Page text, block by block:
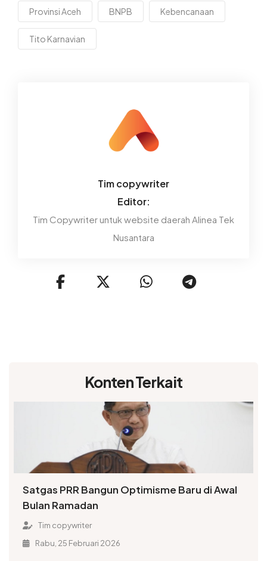
Provinsi Aceh BNPB Kebencanaan
Tito Karnavian
Tim copywriter
Editor:
Tim Copywriter untuk website daerah Alinea Tek
Nusantara
Konten Terkait
Satgas PRR Bangun Optimisme Baru di Awal
Bulan Ramadan
Tim copywriter
Rabu, 25 Februari 2026